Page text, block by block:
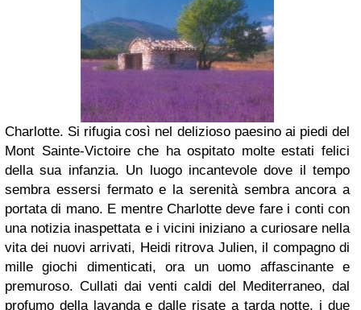
Charlotte. Si rifugia così nel delizioso paesino ai piedi del
Mont Sainte-Victoire che ha ospitato molte estati felici
della sua infanzia. Un luogo incantevole dove il tempo
sembra essersi fermato e la serenità sembra ancora a
portata di mano. E mentre Charlotte deve fare i conti con
una notizia inaspettata e i vicini iniziano a curiosare nella
vita dei nuovi arrivati, Heidi ritrova Julien, il compagno di
mille giochi dimenticati, ora un uomo affascinante e
premuroso. Cullati dai venti caldi del Mediterraneo, dal
profumo della lavanda e dalle risate a tarda notte, i due